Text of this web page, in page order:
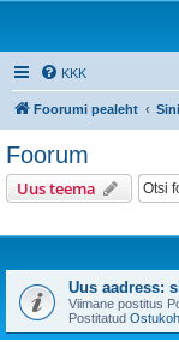
KKK
Foorumi pealeht
Foorum
Uus teema
Uus aadress:
Viimane postitus
Postitatud